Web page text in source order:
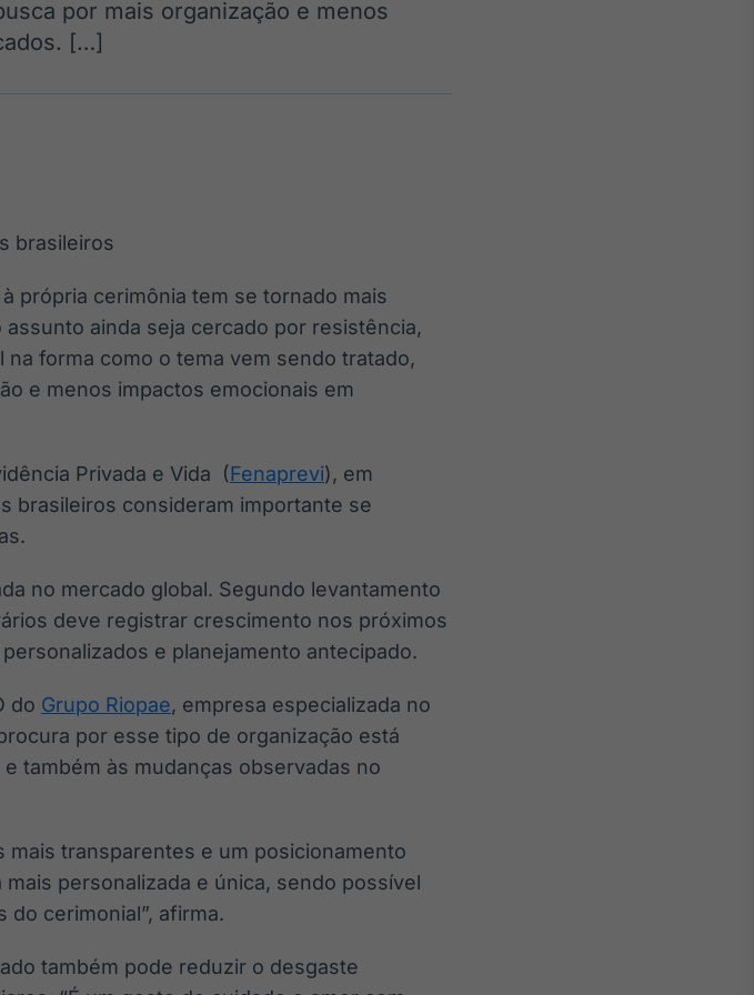
Wallboard
Conteúdos e
dados para
Curadoria
por mais organização e menos
[…]
própria cerimônia tem se tornado mais
ainda seja cercado por resistência,
forma como o tema vem sendo tratado,
e menos impactos emocionais em
Privada e Vida (Fenaprevi), em
brasileiros consideram importante se
no mercado global. Segundo levantamento
deve registrar crescimento nos próximos
e planejamento antecipado.
do Grupo Riopae, empresa especializada no
por esse tipo de organização está
também às mudanças observadas no
mais transparentes e um posicionamento
personalizada e única, sendo possível
cerimonial”, afirma.
também pode reduzir o desgaste